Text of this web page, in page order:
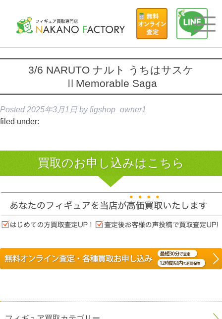
3/6 NARUTO ナルト うちはサスケ
ⅡMemorable Saga
Posted 2025年3月1日 by figshop_owner1
filed under:
買取のお申し込みはこちら